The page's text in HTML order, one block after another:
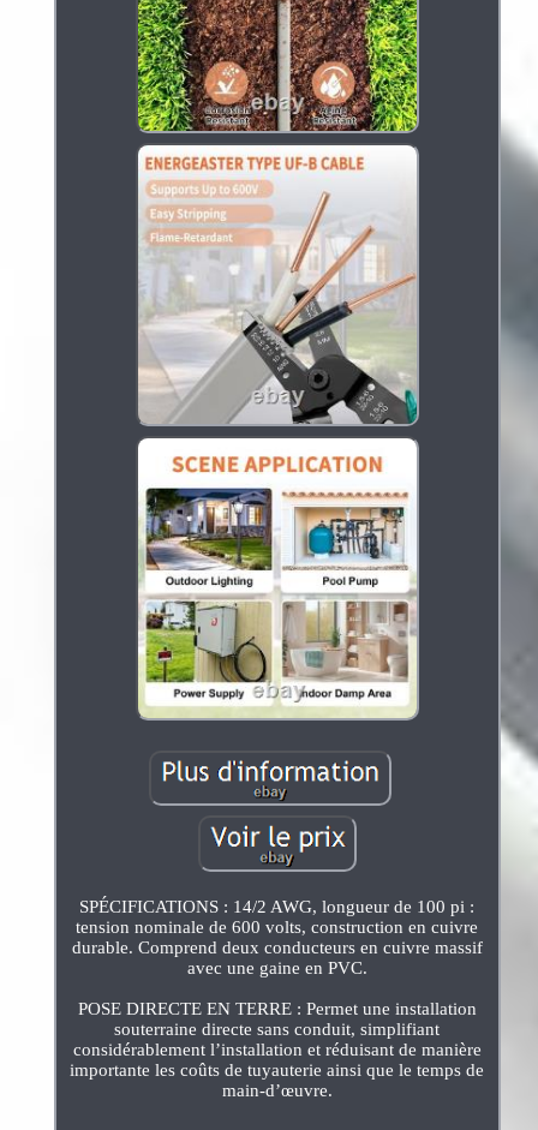
SPÉCIFICATIONS : 14/2 AWG, longueur de 100 pi :
tension nominale de 600 volts, construction en cuivre
durable. Comprend deux conducteurs en cuivre massif
avec une gaine en PVC.
POSE DIRECTE EN TERRE : Permet une installation
souterraine directe sans conduit, simplifiant
considérablement l’installation et réduisant de manière
importante les coûts de tuyauterie ainsi que le temps de
main-d’œuvre.